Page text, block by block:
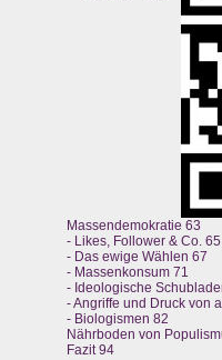
Massendemokratie 63
- Likes, Follower & Co. 65
- Das ewige Wählen 67
- Massenkonsum 71
- Ideologische
- Angriffe und Druck von
- Biologismen 82
Nährboden von
Fazit 94